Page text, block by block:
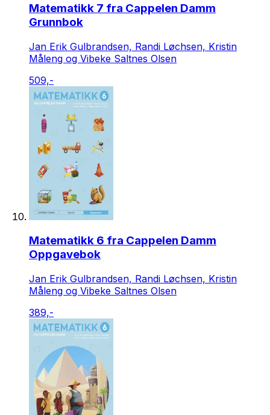
Matematikk 7 fra Cappelen Damm
Grunnbok
Jan Erik Gulbrandsen, Randi Løchsen, Kristin
Måleng og Vibeke Saltnes Olsen
509,-
Matematikk 6 fra Cappelen Damm
Oppgavebok
Jan Erik Gulbrandsen, Randi Løchsen, Kristin
Måleng og Vibeke Saltnes Olsen
389,-